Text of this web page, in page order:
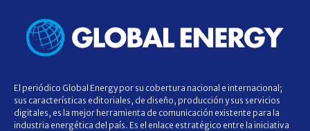
El periódico Global Energy por su cobertura nacional e internacional;
sus características editoriales, de diseño, producción y sus servicios
digitales, es la mejor herramienta de comunicación existente para la
industria energética del país. Es el enlace estratégico entre la iniciativa